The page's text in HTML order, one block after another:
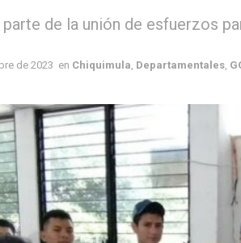
de la unión de esfuerzos
de 2023 en Chiquimula Departamentales